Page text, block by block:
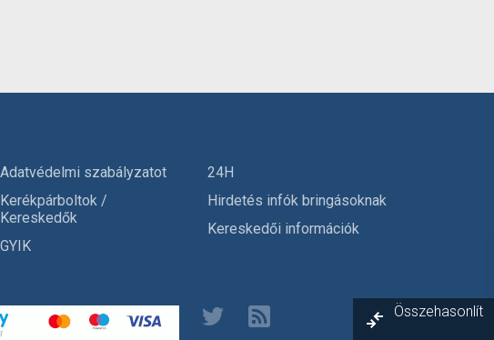
Adatvédelmi szabályzatot
Kerékpárboltok /
Kereskedők
GYIK
24H
Hirdetés infók bringásoknak
Kereskedői információk
Összehasonlít